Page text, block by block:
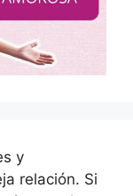
y
relación. Si